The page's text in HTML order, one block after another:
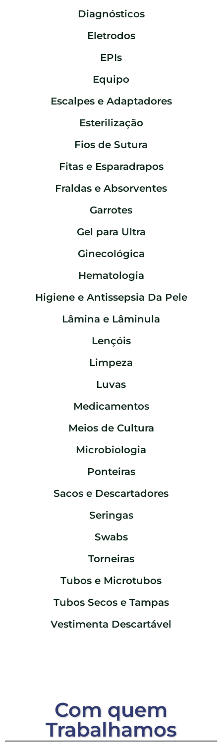
Diagnósticos
Eletrodos
EPIs
Equipo
Escalpes e Adaptadores
Esterilização
Fios de Sutura
Fitas e Esparadrapos
Fraldas e Absorventes
Garrotes
Gel para Ultra
Ginecológica
Hematologia
Higiene e Antissepsia Da Pele
Lâmina e Lâminula
Lençóis
Limpeza
Luvas
Medicamentos
Meios de Cultura
Microbiologia
Ponteiras
Sacos e Descartadores
Seringas
Swabs
Torneiras
Tubos e Microtubos
Tubos Secos e Tampas
Vestimenta Descartável
Com quem
Trabalhamos